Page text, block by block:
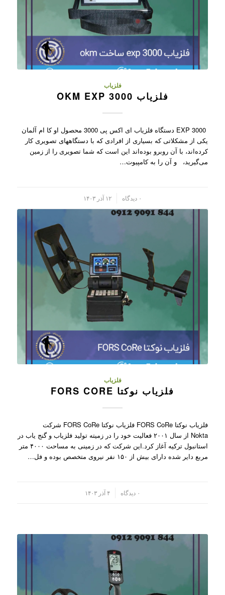
فلزیاب
فلزیاب OKM EXP 3000
EXP 3000 دستگاه فلزیاب ای اکس پی 3000 محصول او کا ام آلمان
یکی از مشکلاتی که بسیاری از افرادی که با دستگاههای تصویری کار
کرده‌اند، با آن روبرو بوده‌اند این است که شما تصویری را از زمین
می‌گیرید، و آن را به کامپیو‌ت…
۰ دیدگاه ۱۲ آذر ۱۴۰۳
فلزیاب
فلزیاب نوکتا FORS CORE
فلزیاب نوکتا FORS CoRe فلزیاب نوکتا FORS CoRe شرکت
Nokta از سال ۲۰۰۱ فعالیت خود را در زمیته تولید فلزیاب و گنج یاب در
استانبول ترکیه آغاز کرد.این شرکت که در زمینی به مساحت ۴۰۰۰ متر
مربع دایر شده دارای بیش از ۱۵۰ نفر نیروی متخصص بوده و فل…
۰ دیدگاه ۴ آذر ۱۴۰۳